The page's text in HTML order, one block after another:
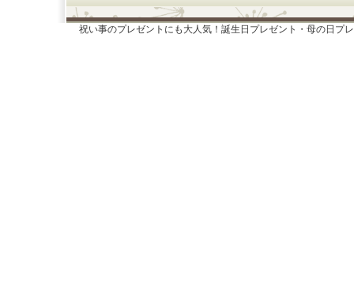
祝い事のプレゼントにも大人気！誕生日プレゼント・母の日プ